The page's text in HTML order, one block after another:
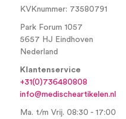
KVKnummer: 73580791
Park Forum 1057
5657 HJ Eindhoven
Nederland
Klantenservice
+31(0)736480808
info@medischeartikelen.nl
Ma. t/m Vrij. 08:30 - 17:00